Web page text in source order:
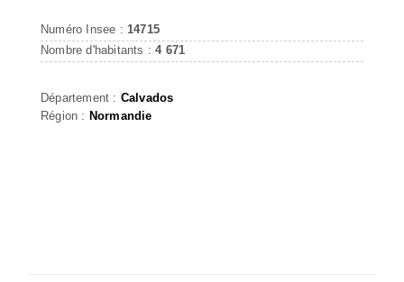
Numéro Insee : 14715
Nombre d'habitants :4 671
Département : Calvados
Région : Normandie